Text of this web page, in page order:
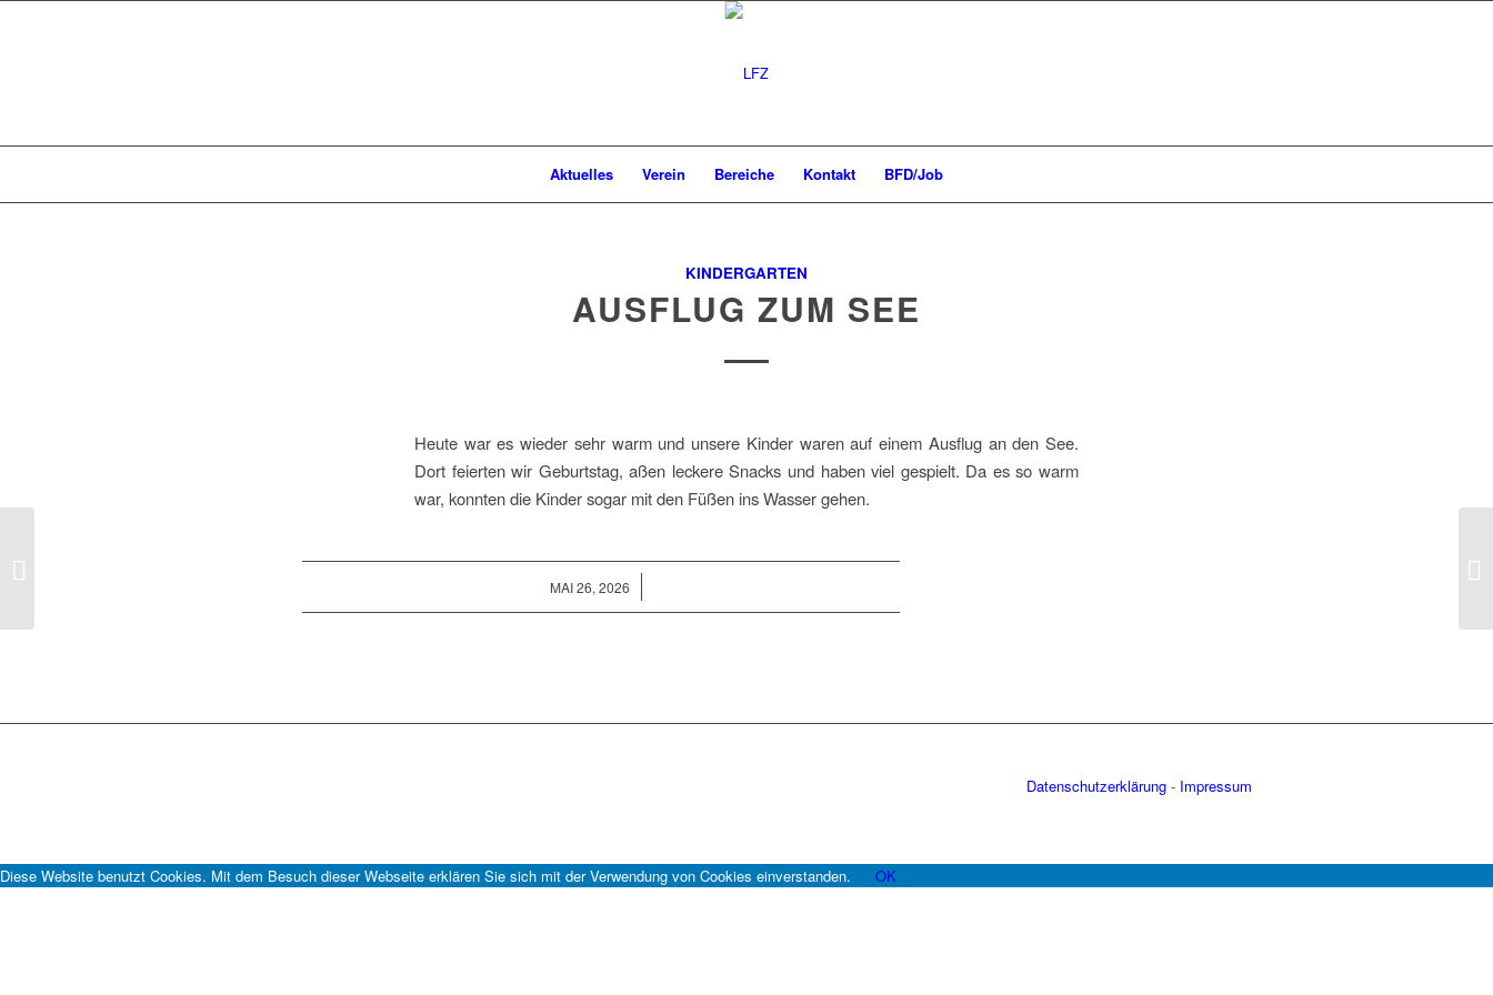
Aktuelles Verein Bereiche Kontakt BFD/Job
KINDERGARTEN
AUSFLUG ZUM SEE
Heute war es wieder sehr warm und unsere Kinder waren auf einem Ausflug an den See.
Dort feierten wir Geburtstag, aßen leckere Snacks und haben viel gespielt. Da es so warm
war, konnten die Kinder sogar mit den Füßen ins Wasser gehen.
MAI 26, 2026
/
Datenschutzerklärung - Impressum
Diese Website benutzt Cookies. Mit dem Besuch dieser Webseite erklären Sie sich mit der Verwendung von Cookies einverstanden. OK